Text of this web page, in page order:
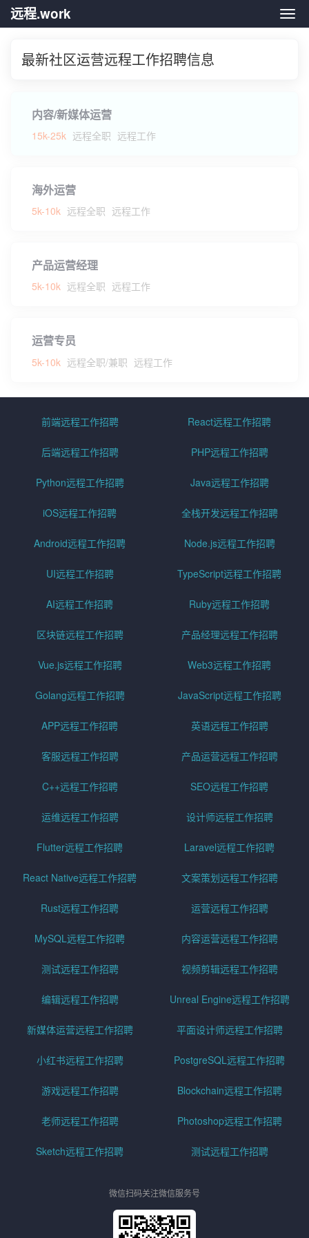
远
远程.work
最新社区运营远程工作招聘信息
内容/新媒体运营
15k-25k 远程全职 远程工作
海外运营
5k-10k 远程全职 远程工作
产品运营经理
5k-10k 远程全职 远程工作
运营专员
5k-10k 远程全职/兼职 远程工作
前端远程工作招聘 React远程工作招聘
后端远程工作招聘 PHP远程工作招聘
Python远程工作招聘 Java远程工作招聘
iOS远程工作招聘 全栈开发远程工作招聘
Android远程工作招聘 Node.js远程工作招聘
UI远程工作招聘 TypeScript远程工作招聘
AI远程工作招聘 Ruby远程工作招聘
区块链远程工作招聘 产品经理远程工作招聘
Vue.js远程工作招聘 Web3远程工作招聘
Golang远程工作招聘 JavaScript远程工作招聘
APP远程工作招聘 英语远程工作招聘
客服远程工作招聘 产品运营远程工作招聘
C++远程工作招聘 SEO远程工作招聘
运维远程工作招聘 设计师远程工作招聘
Flutter远程工作招聘 Laravel远程工作招聘
React Native远程工作招聘 文案策划远程工作招聘
Rust远程工作招聘 运营远程工作招聘
MySQL远程工作招聘 内容运营远程工作招聘
测试远程工作招聘 视频剪辑远程工作招聘
编辑远程工作招聘 Unreal Engine远程工作招聘
新媒体运营远程工作招聘 平面设计师远程工作招聘
小红书远程工作招聘 PostgreSQL远程工作招聘
游戏远程工作招聘 Blockchain远程工作招聘
老师远程工作招聘 Photoshop远程工作招聘
Sketch远程工作招聘 测试远程工作招聘
微信扫码关注微信服务号